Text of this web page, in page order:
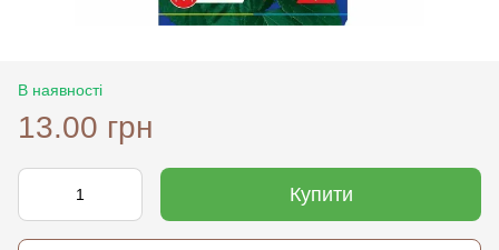
В наявності
13.00 грн
Купити